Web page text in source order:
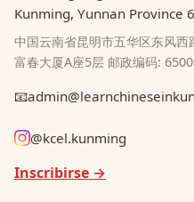
Kunming, Yunnan Province
中国云南省昆明市五华区东风西
富春大厦A座5层 邮政编码:
📧
@kcel.kunming
Inscribirse →